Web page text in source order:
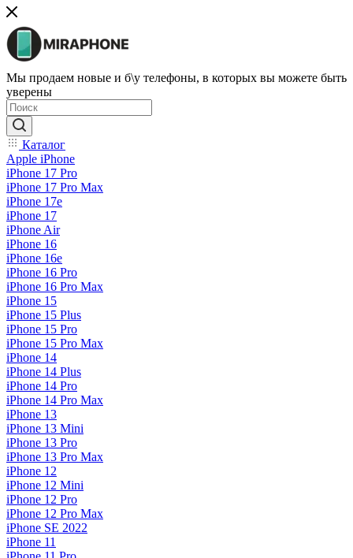
Мы продаем новые и б\у телефоны, в которых вы можете быть
уверены
Каталог
Apple iPhone
iPhone 17 Pro
iPhone 17 Pro Max
iPhone 17e
iPhone 17
iPhone Air
iPhone 16
iPhone 16e
iPhone 16 Pro
iPhone 16 Pro Max
iPhone 15
iPhone 15 Plus
iPhone 15 Pro
iPhone 15 Pro Max
iPhone 14
iPhone 14 Plus
iPhone 14 Pro
iPhone 14 Pro Max
iPhone 13
iPhone 13 Mini
iPhone 13 Pro
iPhone 13 Pro Max
iPhone 12
iPhone 12 Mini
iPhone 12 Pro
iPhone 12 Pro Max
iPhone SE 2022
iPhone 11